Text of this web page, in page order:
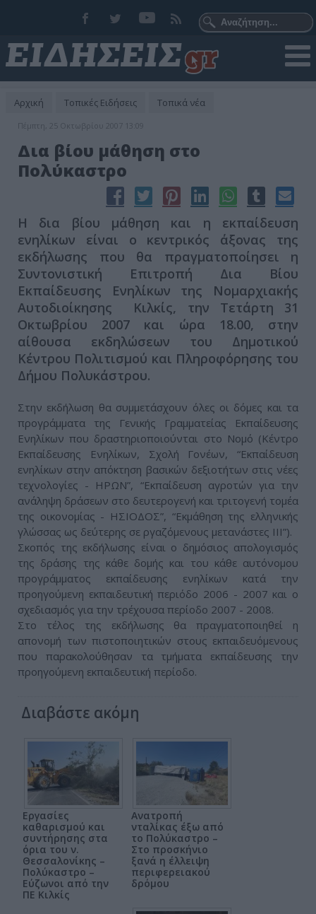
Αρχική Τοπικές Ειδήσεις Τοπικά νέα
Πέμπτη, 25 Οκτωβρίου 2007 13:09
Δια βίου μάθηση στο
Πολύκαστρο
Η δια βίου μάθηση και η εκπαίδευση
ενηλίκων είναι ο κεντρικός άξονας της
εκδήλωσης που θα πραγματοποίησει η
Συντονιστική Επιτροπή Δια Βίου
Εκπαίδευσης Ενηλίκων της Νομαρχιακής
Αυτοδιοίκησης Κιλκίς, την Τετάρτη 31
Οκτωβρίου 2007 και ώρα 18.00, στην
αίθουσα εκδηλώσεων του Δημοτικού
Κέντρου Πολιτισμού και Πληροφόρησης του
Δήμου Πολυκάστρου.
Στην εκδήλωση θα συμμετάσχουν όλες οι δόμες και τα
προγράμματα της Γενικής Γραμματείας Εκπαίδευσης
Ενηλίκων που δραστηριοποιούνται στο Νομό (Κέντρο
Εκπαίδευσης Ενηλίκων, Σχολή Γονέων, “Εκπαίδευση
ενηλίκων στην απόκτηση βασικών δεξιοτήτων στις νέες
τεχνολογίες - ΗΡΩΝ”, “Εκπαίδευση αγροτών για την
ανάληψη δράσεων στο δευτερογενή και τριτογενή τομέα
της οικονομίας - ΗΣΙΟΔΟΣ”, “Εκμάθηση της ελληνικής
γλώσσας ως δεύτερης σε ργαζόμενους μετανάστες ΙΙΙ”).
Σκοπός της εκδήλωσης είναι ο δημόσιος απολογισμός
της δράσης της κάθε δομής και του κάθε αυτόνομου
προγράμματος εκπαίδευσης ενηλίκων κατά την
προηγούμενη εκπαιδευτική περιόδο 2006 - 2007 και ο
σχεδιασμός για την τρέχουσα περίοδο 2007 - 2008.
Στο τέλος της εκδήλωσης θα πραγματοποιηθεί η
απονομή των πιστοποιητικών στους εκπαιδευόμενους
που παρακολούθησαν τα τμήματα εκπαίδευσης την
προηγούμενη εκπαιδευτική περίοδο.
Διαβάστε ακόμη
Εργασίες
καθαρισμού και
συντήρησης στα
όρια του ν.
Θεσσαλονίκης –
Πολύκαστρο –
Εύζωνοι από την
ΠΕ Κιλκίς
Ανατροπή
νταλίκας έξω από
το Πολύκαστρο –
Στο προσκήνιο
ξανά η έλλειψη
περιφερειακού
δρόμου